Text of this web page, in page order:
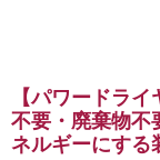
【パワードラ
不要・廃棄物不
ネルギーにする